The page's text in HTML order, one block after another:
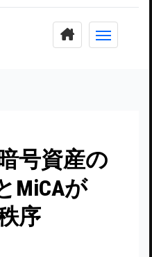
号資産の
MiCAが
序